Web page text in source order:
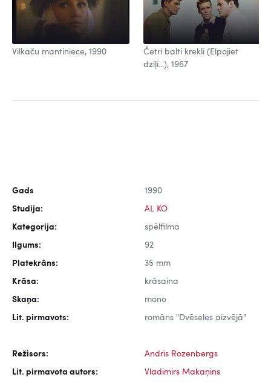
Vilkaču mantiniece, 1990
Četri balti krekli (Elpojiet
dziļi...), 1967
Gads 1990
Studija: AL KO
Kategorija: spēlfilma
Ilgums: 92
Platekrāns: 35 mm
Krāsa: krāsaina
Skaņa: mono
Lit. pirmavots: romāns "Dvēseles aizvējā"
Režisors: Andris Rozenbergs
Lit. pirmavota autors: Vladimirs Makaņins